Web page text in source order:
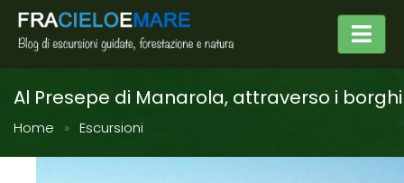
Al Presepe di Manarola, attraverso i
Home Escursioni